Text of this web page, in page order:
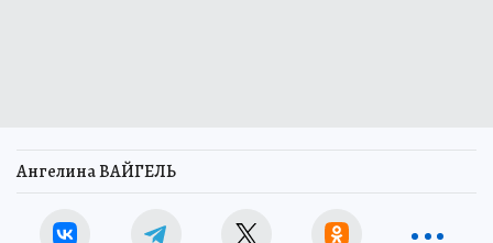
Ангелина ВАЙГЕЛЬ